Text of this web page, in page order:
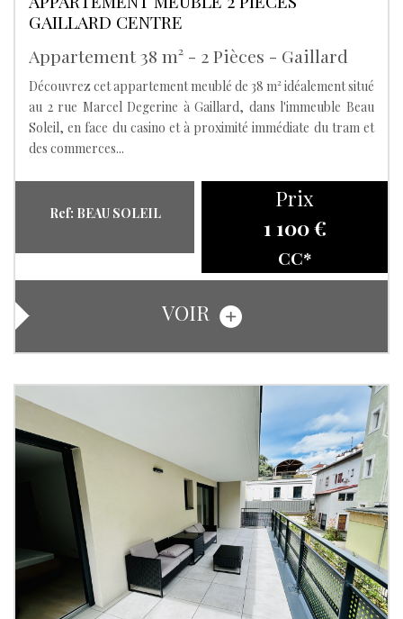
GAILLARD CENTRE
Appartement 38 m² - 2 Pièces - Gaillard
Découvrez cet appartement meublé de 38 m² idéalement situé
au 2 rue Marcel Degerine à Gaillard, dans l'immeuble Beau
Soleil, en face du casino et à proximité immédiate du tram et
des commerces...
Ref: BEAU SOLEIL
Prix
1 100 €
CC*
VOIR